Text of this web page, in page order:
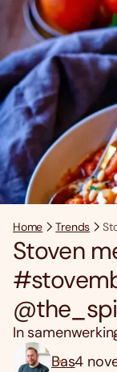
Home Trends
Stoven
In
Bas4